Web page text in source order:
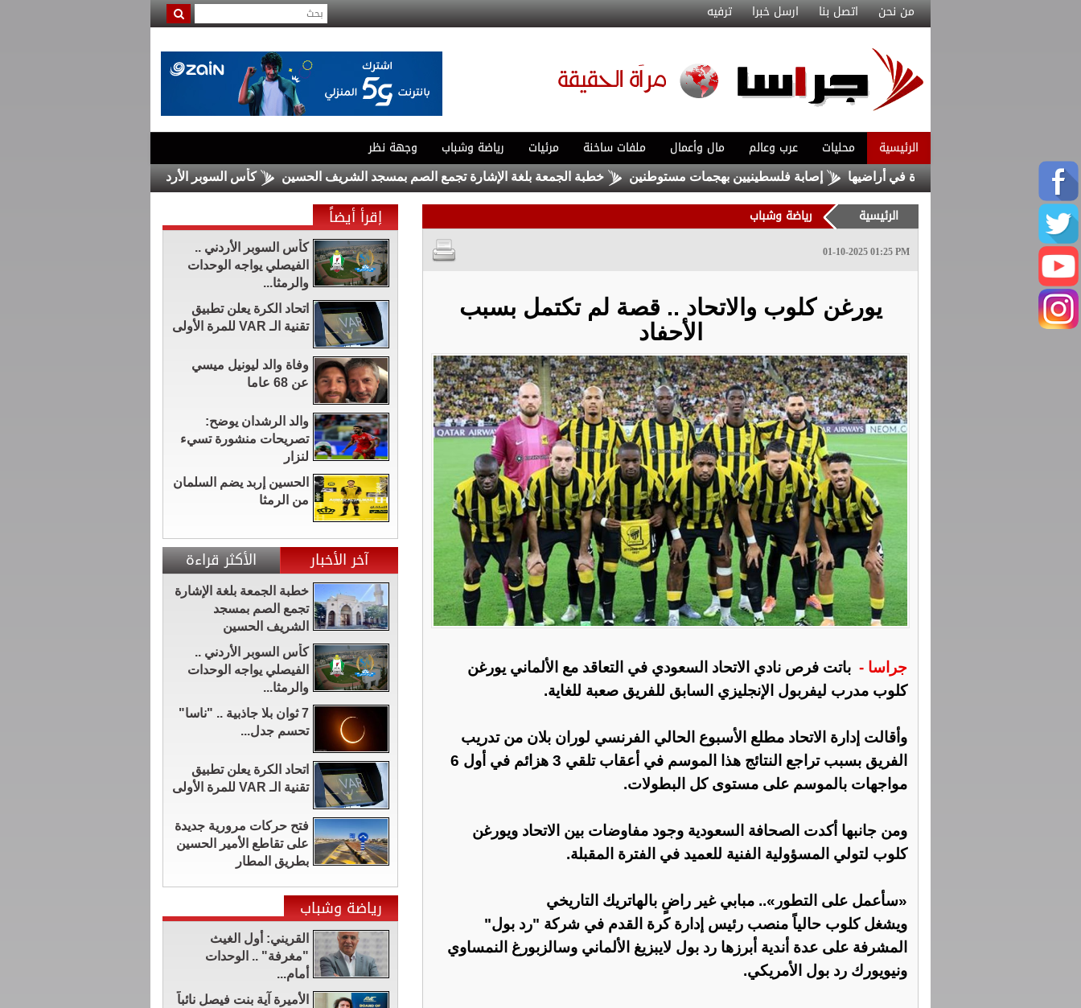
من نحن اتصل بنا ارسل خبرا ترفيه
الرئيسية محليات عرب وعالم مال وأعمال ملفات ساخنة مرئيات رياضة وشباب وجهة نظر
إثر انفجار مسيرة في أراضيها إصابة فلسطينيين بهجمات مستوطنين خطبة الجمعة بلغة الإشارة تجمع الصم بمسجد الشريف الحسين كأس السوبر الأردني .. الفيصلي يواجه الوحدات والرمثا
الرئيسية رياضة وشباب
01-10-2025 01:25 PM
يورغن كلوب والاتحاد .. قصة لم تكتمل بسبب
الأحفاد
جراسا - باتت فرص نادي الاتحاد السعودي في التعاقد مع الألماني يورغن
كلوب مدرب ليفربول الإنجليزي السابق للفريق صعبة للغاية.
وأقالت إدارة الاتحاد مطلع الأسبوع الحالي الفرنسي لوران بلان من تدريب
الفريق بسبب تراجع النتائج هذا الموسم في أعقاب تلقي 3 هزائم في أول 6
مواجهات بالموسم على مستوى كل البطولات.
ومن جانبها أكدت الصحافة السعودية وجود مفاوضات بين الاتحاد ويورغن
كلوب لتولي المسؤولية الفنية للعميد في الفترة المقبلة.
«سأعمل على التطور».. مبابي غير راضٍ بالهاتريك التاريخي
ويشغل كلوب حالياً منصب رئيس إدارة كرة القدم في شركة "رد بول"
المشرفة على عدة أندية أبرزها رد بول لايبزيغ الألماني وسالزبورغ النمساوي
ونيويورك رد بول الأمريكي.
إقرأ أيضاً
كأس السوبر الأردني ..
الفيصلي يواجه الوحدات
والرمثا...
اتحاد الكرة يعلن تطبيق
تقنية الـ VAR للمرة الأولى
وفاة والد ليونيل ميسي
عن 68 عاما
والد الرشدان يوضح:
تصريحات منشورة تسيء
لنزار
الحسين إربد يضم السلمان
من الرمثا
آخر الأخبار الأكثر قراءة
خطبة الجمعة بلغة الإشارة
تجمع الصم بمسجد
الشريف الحسين
كأس السوبر الأردني ..
الفيصلي يواجه الوحدات
والرمثا...
7 ثوان بلا جاذبية .. "ناسا"
تحسم جدل...
اتحاد الكرة يعلن تطبيق
تقنية الـ VAR للمرة الأولى
فتح حركات مرورية جديدة
على تقاطع الأمير الحسين
بطريق المطار
رياضة وشباب
القريني: أول الغيث
"مغرفة" .. الوحدات
أمام...
الأميرة آية بنت فيصل نائباً